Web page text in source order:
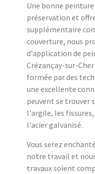
Une bonne
préservation et
supplémentaire
couverture, nous
d'application de
Crézançay-sur-
formée par des
une excellente
peuvent se trouver
l'argile, les
l'acier galvanisé.
Vous serez
notre travail et
travaux soient